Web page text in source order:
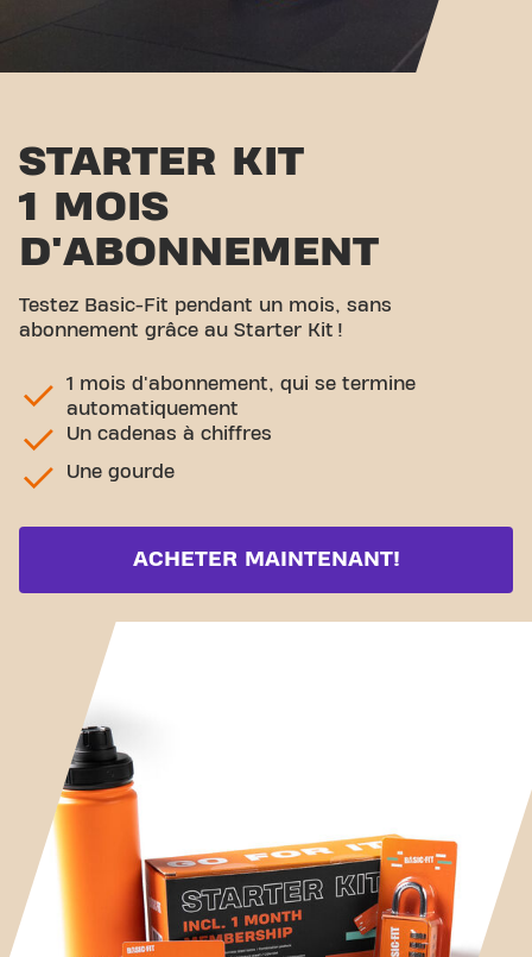
STARTER KIT
1 MOIS
D'ABONNEMENT
Testez Basic-Fit pendant un mois, sans
abonnement grâce au Starter Kit !
1 mois d'abonnement, qui se termine
automatiquement
Un cadenas à chiffres
Une gourde
ACHETER MAINTENANT!